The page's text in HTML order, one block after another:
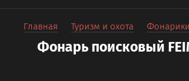
Главная Туризм и охота
Фонарь поисковый